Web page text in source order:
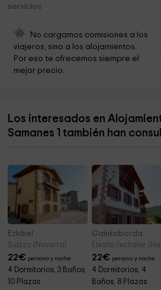
Plaza Katanga
Esperanza Park
Ermita Virgen de la Esperanza
Iglesia Evangelista los Olivos
Ermita de la Virgen del Yugo
servicios
No cargamos comisiones a los
viajeros, sino a los alojamientos.
Por eso te ofrecemos siempre el
mejor precio.
Los interesados en
Samanes 1 también han
Ezkibel
Subiza (Navarra)
22€ persona y noche
4 Dormitorios, 3 Baños,
10 Plazas
Gainkoborda
Etxalar/echalar
22€ persona y noche
4 Dormitorios, 4
Baños, 8 Plazas